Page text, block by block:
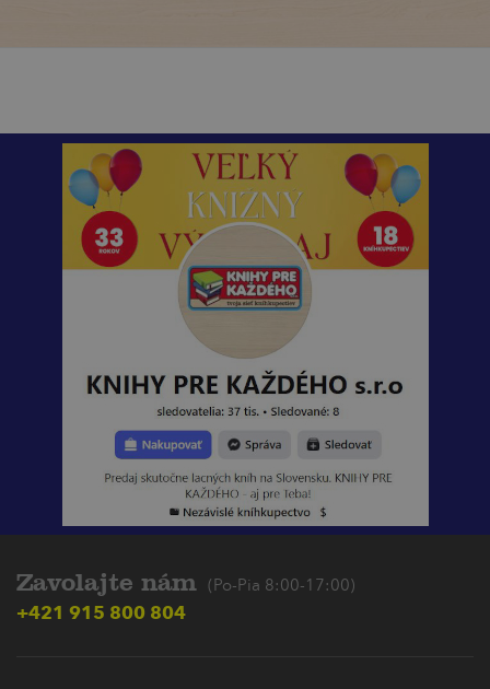
Zavolajte nám (Po-Pia 8:00-17:00)
+421 915 800 804